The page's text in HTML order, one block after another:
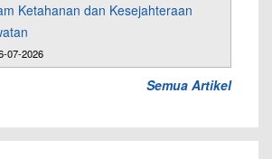
Ketahanan dan Kesejahteraan
07-2026
Semua Artikel